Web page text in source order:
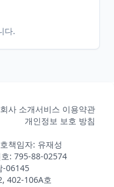
다.
회사 소개서비스 이용약관
개인정보 보호 방침
책임자: 유재성
: 795-88-02574
-06145
402-106A호